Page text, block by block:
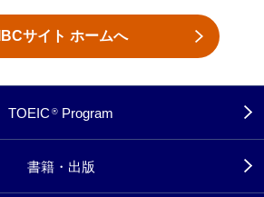
IIBCサイト ホームへ
TOEIC ® Program
書籍・出版